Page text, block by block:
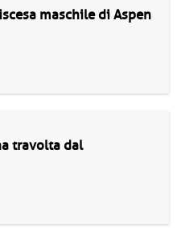
maschile di Aspen
travolta dal